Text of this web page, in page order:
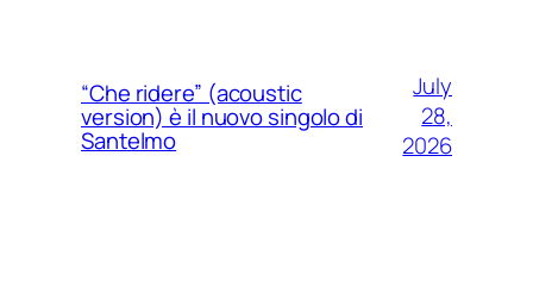
“Che ridere” (acoustic
version) è il nuovo singolo di
Santelmo
July
28,
2026